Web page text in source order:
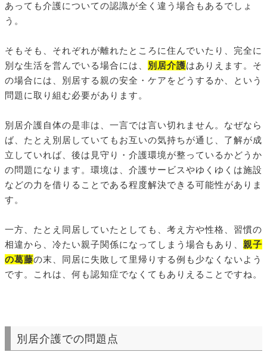
あっても介護についての認識が全く違う場合もあるでしょ
う。
そもそも、それぞれが離れたところに住んでいたり、完全に
別な生活を営んでいる場合には、 別居介護はありえます。そ
の場合には、別居する親の安全・ケアをどうするか、という
問題に取り組む必要があります。
別居介護自体の是非は、一言では言い切れません。なぜなら
ば、たとえ別居していてもお互いの気持ちが通じ、了解が成
立していれば、後は見守り・介護環境が整っているかどうか
の問題になります。環境は、介護サービスやゆくゆくは施設
などの力を借りることである程度解決できる可能性がありま
す。
一方、たとえ同居していたとしても、考え方や性格、習慣の
相違から、冷たい親子関係になってしまう場合もあり、 親子
の葛藤の末、同居に失敗して里帰りする例も少なくないよう
です。これは、何も認知症でなくてもありえることですね。
別居介護での問題点